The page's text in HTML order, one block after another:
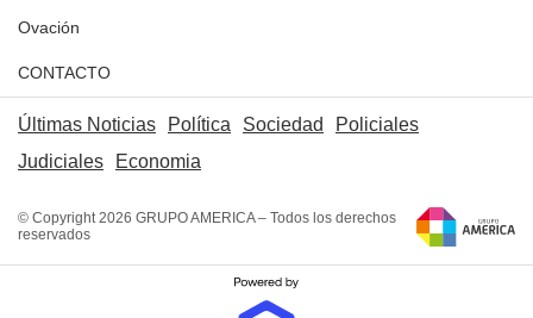
Ovación
CONTACTO
Últimas Noticias Política Sociedad
Policiales
Judiciales
Economia
© Copyright 2026 GRUPO AMERICA – Todos los derechos
reservados